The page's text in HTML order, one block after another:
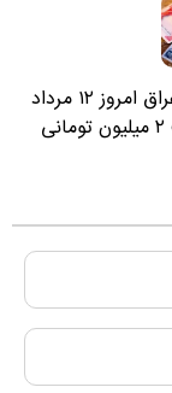
قیمت دینار عراق امروز ۱۲ مرداد
۱۴۰۵؛ اختلاف ۲ میلیون تومانی